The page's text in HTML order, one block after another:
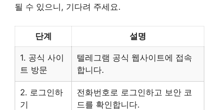
될 수 있으니, 기다려 주세요.
단계 설명
1. 공식 사이
트 방문
텔레그램 공식 웹사이트에 접속
합니다.
2. 로그인하
기
전화번호로 로그인하고 보안 코
드를 확인합니다.